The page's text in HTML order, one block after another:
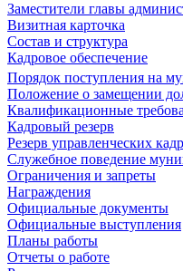
Заместители главы
Визитная карточка
Состав и структура
Кадровое обеспечение
Порядок поступления на
Положение о замещении
Квалификационные
Кадровый резерв
Резерв управленческих
Служебное поведение
Ограничения и запреты
Награждения
Официальные документы
Официальные выступления
Планы работы
Отчеты о работе